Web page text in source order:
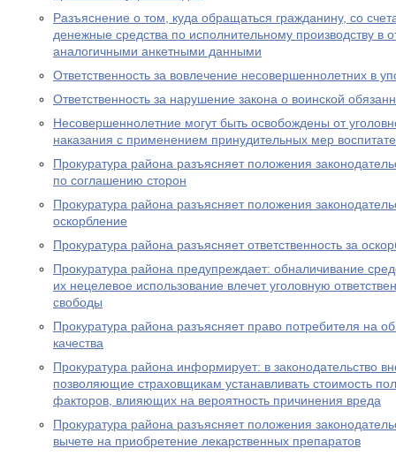
Разъяснение о том, куда обращаться гражданину, со
денежные средства по исполнительному производству в
аналогичными анкетными данными
Ответственность за вовлечение несовершеннолетних в
Ответственность за нарушение закона о воинской
Несовершеннолетние могут быть освобождены от
наказания с применением принудительных мер
Прокуратура района разъясняет положения
по соглашению сторон
Прокуратура района разъясняет положения
оскорбление
Прокуратура района разъясняет ответственность за
Прокуратура района предупреждает: обналичивание
их нецелевое использование влечет уголовную
свободы
Прокуратура района разъясняет право потребителя на
качества
Прокуратура района информирует: в законодательство
позволяющие страховщикам устанавливать стоимость
факторов, влияющих на вероятность причинения вреда
Прокуратура района разъясняет положения
вычете на приобретение лекарственных препаратов